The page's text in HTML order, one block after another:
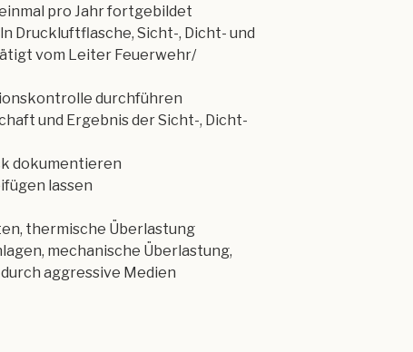
pro Jahr fortgebildet
Druckluftflasche, Sicht-, Dicht- und
vom Leiter Feuerwehr/
durchführen
und Ergebnis der Sicht-, Dicht-
dokumentieren
lassen
thermische Überlastung
mechanische Überlastung,
aggressive Medien